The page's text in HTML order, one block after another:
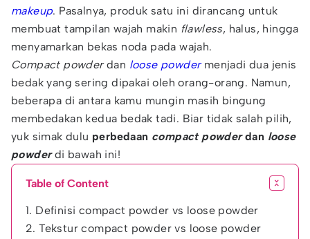
makeup. Pasalnya, produk satu ini dirancang untuk
membuat tampilan wajah makin flawless, halus, hingga
menyamarkan bekas noda pada wajah.
Compact powderdan loose powder menjadi dua jenis
bedak yang sering dipakai oleh orang-orang. Namun,
beberapa di antara kamu mungin masih bingung
membedakan kedua bedak tadi. Biar tidak salah pilih,
yuk simak dulu perbedaan compact powderdan loose
powder di bawah ini!
Table of Content
1. Definisi compact powder vs loose powder
2. Tekstur compact powder vs loose powder